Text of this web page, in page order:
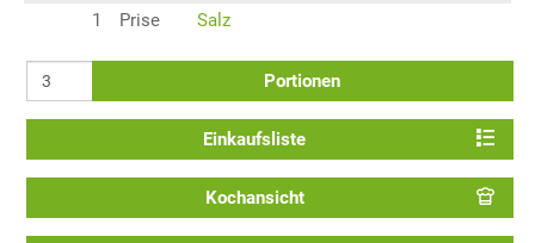
1
Prise Salz
Portionen
Einkaufsliste
Kochansicht